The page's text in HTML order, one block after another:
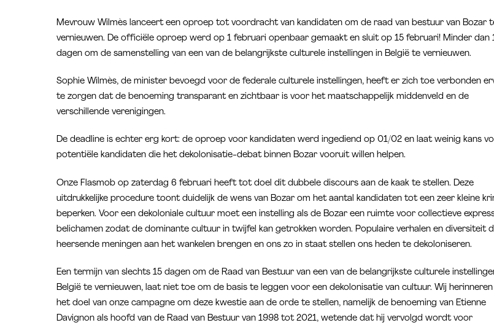
Mevrouw Wilmès lanceert een oproep tot voordracht van kandidaten om de raad van bestuur van Bozar
vernieuwen. De officiële oproep werd op 1 februari openbaar gemaakt en sluit op 15 februari! Minder dan
dagen om de samenstelling van een van de belangrijkste culturele instellingen in België te vernieuwen.
Sophie Wilmès, de minister bevoegd voor de federale culturele instellingen, heeft er zich toe verbonden
te zorgen dat de benoeming transparant en zichtbaar is voor het maatschappelijk middenveld en de
verschillende verenigingen.
De deadline is echter erg kort: de oproep voor kandidaten werd ingediend op 01/02 en laat weinig kans
potentiële kandidaten die het dekolonisatie-debat binnen Bozar vooruit willen helpen.
Onze Flasmob op zaterdag 6 februari heeft tot doel dit dubbele discours aan de kaak te stellen. Deze
uitdrukkelijke procedure toont duidelijk de wens van Bozar om het aantal kandidaten tot een zeer kleine
beperken. Voor een dekoloniale cultuur moet een instelling als de Bozar een ruimte voor collectieve
belichamen zodat de dominante cultuur in twijfel kan getrokken worden. Populaire verhalen en diversiteit
heersende meningen aan het wankelen brengen en ons zo in staat stellen ons heden te dekoloniseren.
Een termijn van slechts 15 dagen om de Raad van Bestuur van een van de belangrijkste culturele
België te vernieuwen, laat niet toe om de basis te leggen voor een dekolonisatie van cultuur. Wij herinneren
het doel van onze campagne om deze kwestie aan de orde te stellen, namelijk de benoeming van Etienne
Davignon als hoofd van de Raad van Bestuur van 1998 tot 2021, wetende dat hij vervolgd wordt voor